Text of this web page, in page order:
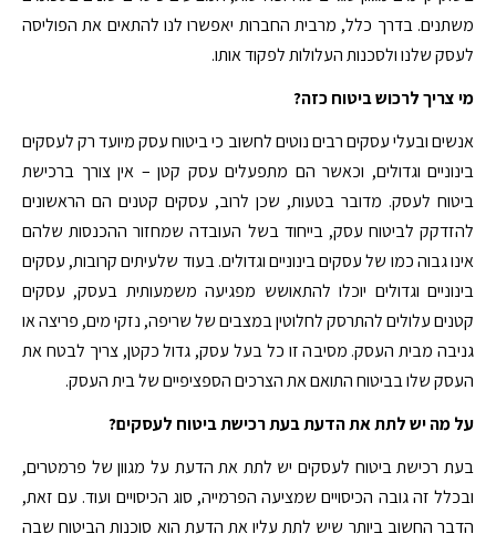
משתנים. בדרך כלל, מרבית החברות יאפשרו לנו להתאים את הפוליסה
לעסק שלנו ולסכנות העלולות לפקוד אותו.
מי צריך לרכוש ביטוח כזה?
אנשים ובעלי עסקים רבים נוטים לחשוב כי ביטוח עסק מיועד רק לעסקים
בינוניים וגדולים, וכאשר הם מתפעלים עסק קטן – אין צורך ברכישת
ביטוח לעסק. מדובר בטעות, שכן לרוב, עסקים קטנים הם הראשונים
להזדקק לביטוח עסק, בייחוד בשל העובדה שמחזור ההכנסות שלהם
אינו גבוה כמו של עסקים בינוניים וגדולים. בעוד שלעיתים קרובות, עסקים
בינוניים וגדולים יוכלו להתאושש מפגיעה משמעותית בעסק, עסקים
קטנים עלולים להתרסק לחלוטין במצבים של שריפה, נזקי מים, פריצה או
גניבה מבית העסק. מסיבה זו כל בעל עסק, גדול כקטן, צריך לבטח את
העסק שלו בביטוח התואם את הצרכים הספציפיים של בית העסק.
על מה יש לתת את הדעת בעת רכישת ביטוח לעסקים?
בעת רכישת ביטוח לעסקים יש לתת את הדעת על מגוון של פרמטרים,
ובכלל זה גובה הכיסויים שמציעה הפרמייה, סוג הכיסויים ועוד. עם זאת,
הדבר החשוב ביותר שיש לתת עליו את הדעת הוא סוכנות הביטוח שבה